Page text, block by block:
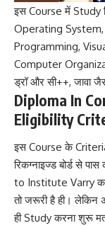
इस Course में Study
Operating
Programming,
Computer
ड्रॉ और सी++, जावा
Diploma In
Eligibility
इस Course के
रिकग्नाइज्ड बोर्ड से
to Institute Varry
तो जरूरी है ही।
ही Study करना शुरू